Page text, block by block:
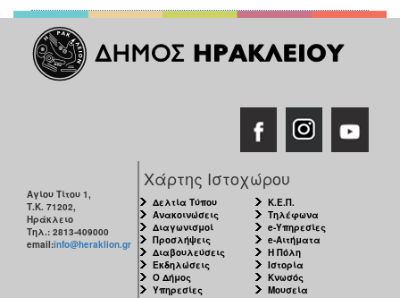
Αγίου Τίτου 1,
Τ.Κ. 71202,
Ηράκλειο
Τηλ.: 2813-409000
email:info@heraklion.gr
Χάρτης Ιστοχώρου
Δελτία Τύπου
Ανακοινώσεις
Διαγωνισμοί
Προσλήψεις
Διαβουλεύσεις
Εκδηλώσεις
Ο Δήμος
Υπηρεσίες
Κ.Ε.Π.
Τηλέφωνα
e-Υπηρεσίες
e-Αιτήματα
Η Πόλη
Ιστορία
Κνωσός
Μουσεία